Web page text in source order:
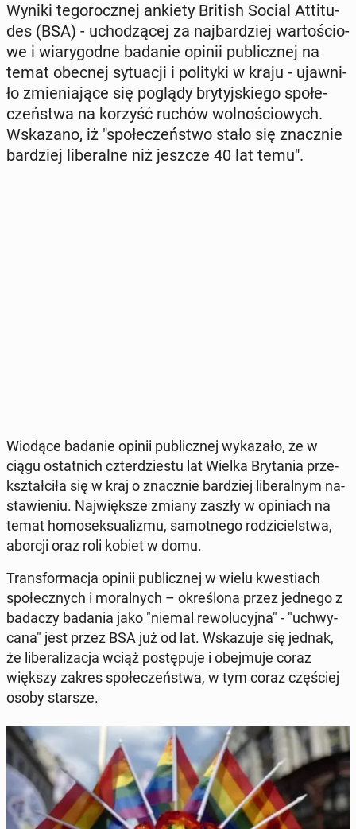
Wyniki te­go­rocz­nej ankiety British Social At­ti­tu­
des (BSA) - ucho­dzą­cej za naj­bar­dziej war­to­ścio­
we i wia­ry­god­ne badanie opinii pu­blicz­nej na
temat obecnej sy­tu­acji i po­li­ty­ki w kraju - ujaw­ni­
ło zmie­nia­ją­ce się poglądy bry­tyj­skie­go spo­łe­
czeń­stwa na korzyść ruchów wol­no­ścio­wych.
Wska­za­no, iż "spo­łe­czeń­stwo stało się znacz­nie
bar­dziej li­be­ral­ne niż jeszcze 40 lat temu".
Wiodące badanie opinii pu­blicz­nej wy­ka­za­ło, że w
ciągu ostat­nich czter­dzie­stu lat Wielka Bry­ta­nia prze­
kształ­ci­ła się w kraj o znacz­nie bar­dziej li­be­ral­nym na­
sta­wie­niu. Naj­więk­sze zmiany zaszły w opi­niach na
temat ho­mo­sek­su­ali­zmu, sa­mot­ne­go ro­dzi­ciel­stwa,
aborcji oraz roli kobiet w domu.
Trans­for­ma­cja opinii pu­blicz­nej w wielu kwe­stiach
spo­łecz­nych i mo­ral­nych – okre­ślo­na przez jednego z
badaczy badania jako "niemal re­wo­lu­cyj­na" - "uchwy­
ca­na" jest przez BSA już od lat. Wska­zu­je się jednak,
że li­be­ra­li­za­cja wciąż po­stę­pu­je i obej­mu­je coraz
większy zakres spo­łe­czeń­stwa, w tym coraz czę­ściej
osoby starsze.